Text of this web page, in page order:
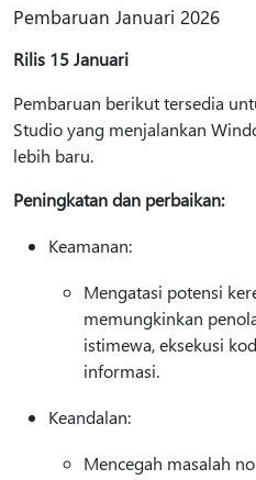
Pembaruan Januari 2026
Rilis 15 Januari
Pembaruan berikut tersedia
Studio yang menjalankan
lebih baru.
Peningkatan dan perbaikan:
Keamanan:
Mengatasi potensi
memungkinkan
istimewa, eksekusi
informasi.
Keandalan:
Mencegah masalah